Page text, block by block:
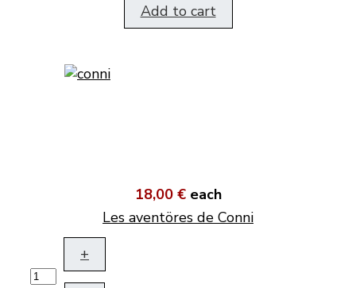
Add to cart
18,00 € each
Les aventöres de Conni
+